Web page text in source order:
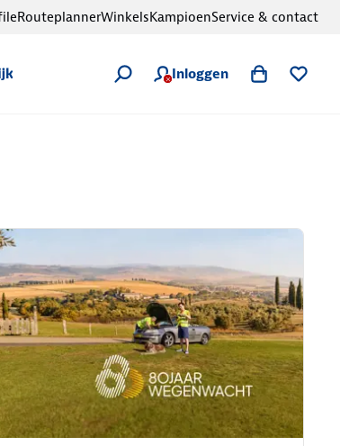
Inloggen
RouteplannerWinkelsKampioenService & contact